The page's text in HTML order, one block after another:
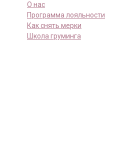
О нас
Программа лояльности
Как снять мерки
Школа груминга